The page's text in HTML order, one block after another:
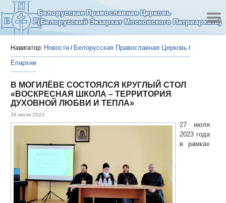
Белорусская Православная Церковь
(Белорусский Экзархат Московского Патриархата)
Навигатор: Новости / Белорусская Православная Церковь /
Епархии
В МОГИЛЁВЕ СОСТОЯЛСЯ КРУГЛЫЙ СТОЛ
«ВОСКРЕСНАЯ ШКОЛА – ТЕРРИТОРИЯ
ДУХОВНОЙ ЛЮБВИ И ТЕПЛА»
28 июля 2023
27 июля
2023 года
в рамках